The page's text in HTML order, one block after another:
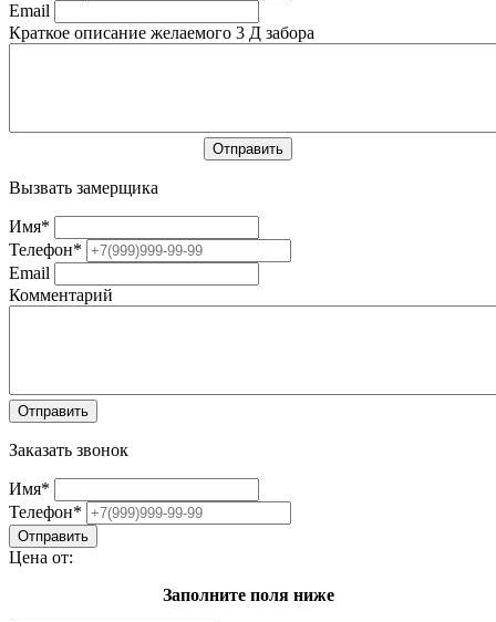
Email
Краткое описание желаемого 3 Д забора
Вызвать замерщика
Имя*
Телефон*
Email
Комментарий
Заказать звонок
Имя*
Телефон*
Цена от:
Заполните поля ниже